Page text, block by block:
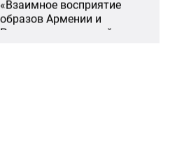
13:59, 29 Май